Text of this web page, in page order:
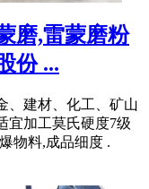
磨,雷蒙磨粉
份 ...
、建材、化工、矿山
宜加工莫氏硬度7级
物料,成品细度 .